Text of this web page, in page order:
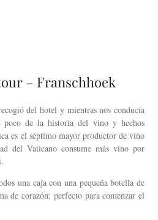
– Franschhoek
del hotel y mientras nos conducía
poco de la historia del vino y hechos
es el séptimo mayor productor de vino
del Vaticano consume más vino por
una caja con una pequeña botella de
de corazón; perfecto para comenzar el